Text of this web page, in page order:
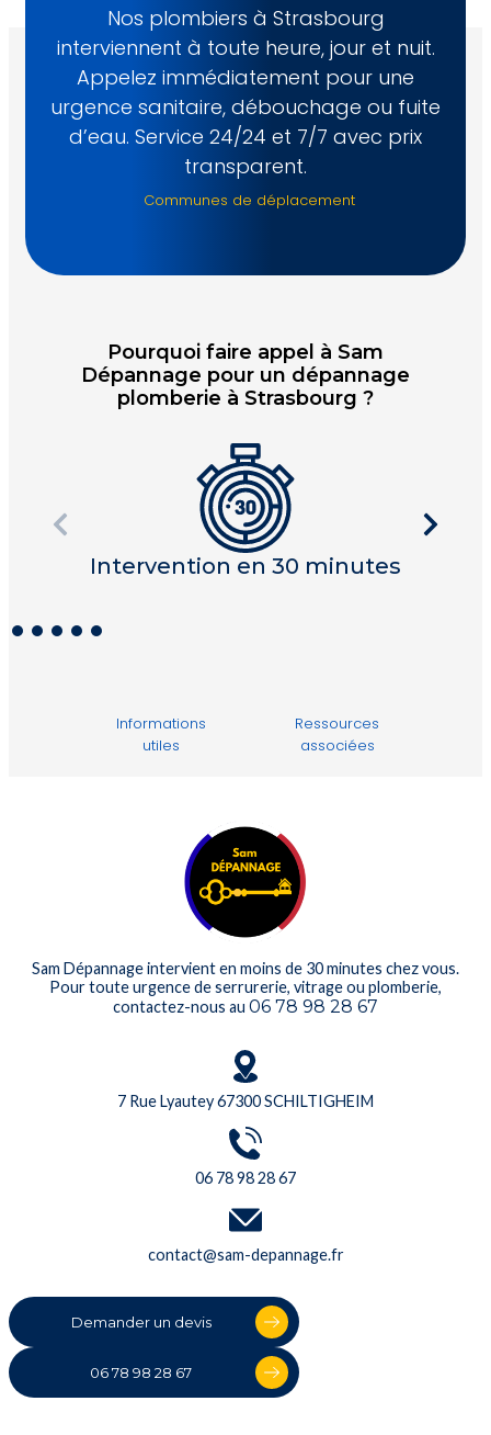
Nos plombiers à Strasbourg
interviennent à toute heure, jour et nuit.
Appelez immédiatement pour une
urgence sanitaire, débouchage ou fuite
d’eau. Service 24/24 et 7/7 avec prix
transparent.
Communes de déplacement
Pourquoi faire appel à Sam
Dépannage pour un dépannage
plomberie à Strasbourg ?
Intervention en 30 minutes
Informations
utiles
Ressources
associées
Sam Dépannage intervient en moins de 30 minutes chez vous.
Pour toute urgence de serrurerie, vitrage ou plomberie,
contactez-nous au 06 78 98 28 67
7 Rue Lyautey 67300 SCHILTIGHEIM
06 78 98 28 67
contact@sam-depannage.fr
Demander un devis
06 78 98 28 67